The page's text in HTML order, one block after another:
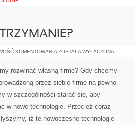
KOMENTOWANIA JAK
SWOJE
UTRZYMANIE?
ZOSTAŁA WYŁĄCZONA
rozwinąć własną firmę? Gdy chcemy
przez siebie firmę na pewno
w szczególności starać się, aby
w nowe technologie. Przecież coraz
iż te nowoczesne technologie